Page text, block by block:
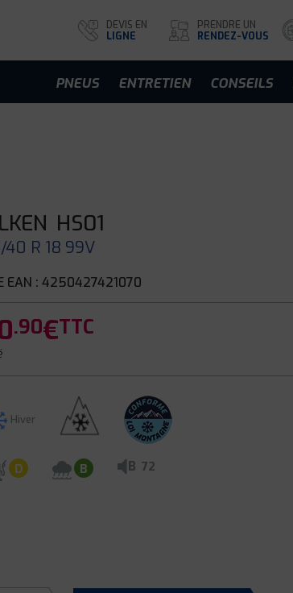
DEVIS EN
LIGNE
PRENDRE UN
RENDEZ-VOUS
PNEUS ENTRETIEN CONSEILS
HS01
40 R 18 99V
EAN : 4250427421070
.90€TTC
Hiver
D B B 72